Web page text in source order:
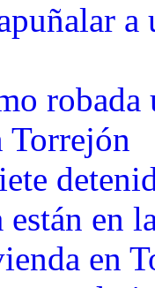
robada
Torrejón
en
en